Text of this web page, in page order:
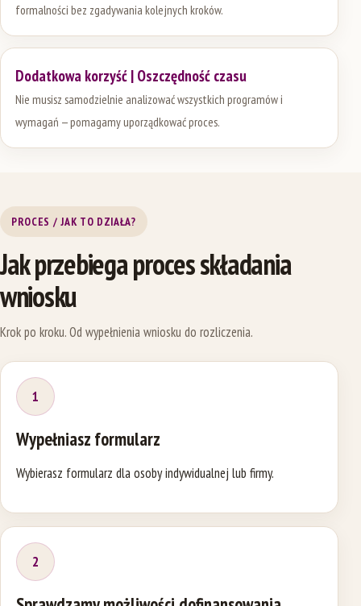
formalności bez zgadywania kolejnych kroków.
Dodatkowa korzyść | Oszczędność czasu
Nie musisz samodzielnie analizować wszystkich programów i
wymagań — pomagamy uporządkować proces.
PROCES / JAK TO DZIAŁA?
Jak przebiega proces składania
wniosku
Krok po kroku. Od wypełnienia wniosku do rozliczenia.
1
Wypełniasz formularz
Wybierasz formularz dla osoby indywidualnej lub firmy.
2